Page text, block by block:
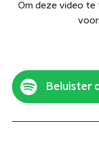
Om deze video
voor
Beluister